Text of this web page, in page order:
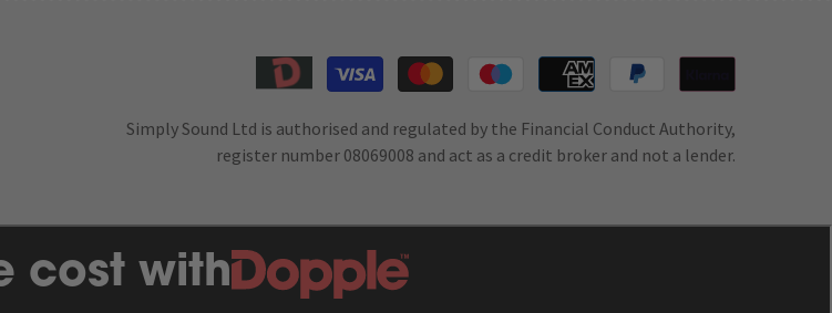
Moyens
de
Simply Sound Ltd is authorised and regulated by the Financial Conduct Authority,
register number 08069008 and act as a credit broker and not a lender.